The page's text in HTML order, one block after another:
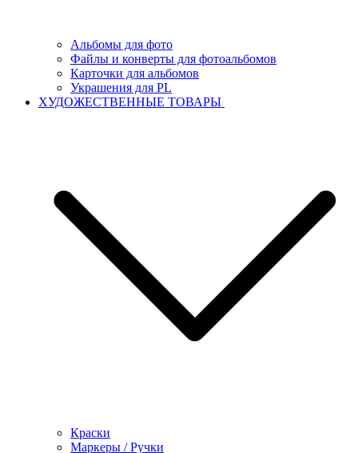
Альбомы для фото
Файлы и конверты для фотоальбомов
Карточки для альбомов
Украшения для PL
ХУДОЖЕСТВЕННЫЕ ТОВАРЫ
Краски
Маркеры / Ручки